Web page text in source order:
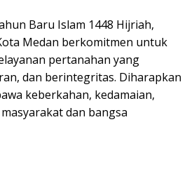
Baru Islam 1448 Hijriah,
Medan berkomitmen untuk
pertanahan yang
dan berintegritas. Diharapkan
keberkahan, kedamaian,
dan bangsa